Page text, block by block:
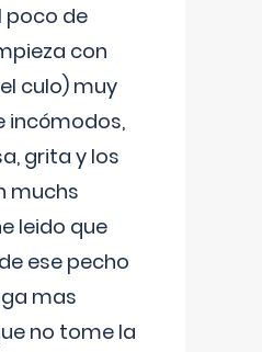
poco de
con
culo) muy
incómodos,
grita y los
muchs
leido que
ese pecho
mas
no tome la